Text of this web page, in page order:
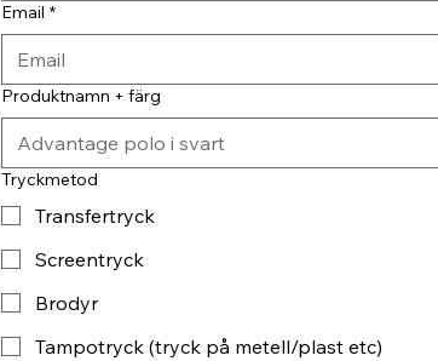
Email *
Produktnamn + färg
Tryckmetod
Transfertryck
Screentryck
Brodyr
Tampotryck (tryck på metell/plast etc)